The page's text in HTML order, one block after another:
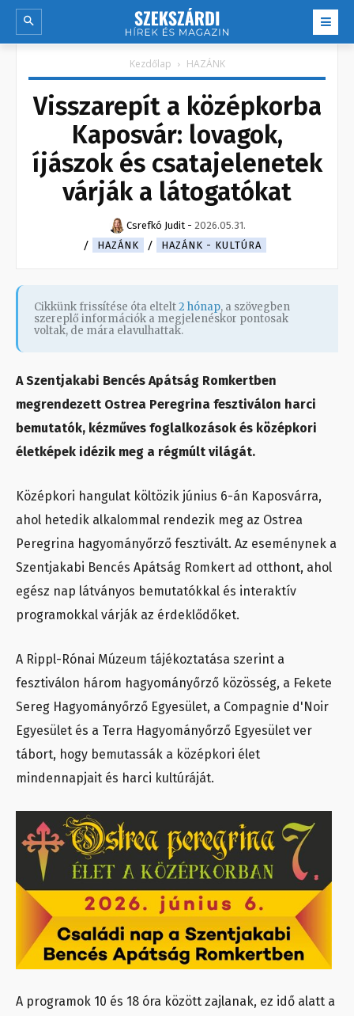
Kezdőlap HAZÁNK
Visszarepít a középkorba
Kaposvár: lovagok,
íjászok és csatajelenetek
várják a látogatókat
Csrefkó Judit - 2026.05.31.
HAZÁNK
HAZÁNK - KULTÚRA
Cikkünk frissítése óta eltelt2 hónap, a szövegben
szereplő információk a megjelenéskor pontosak
voltak, de mára elavulhattak.
A Szentjakabi Bencés Apátság Romkertben
megrendezett Ostrea Peregrina fesztiválon harci
bemutatók, kézműves foglalkozások és középkori
életképek idézik meg a régmúlt világát.
Középkori hangulat költözik június 6-án Kaposvárra,
ahol hetedik alkalommal rendezik meg az Ostrea
Peregrina hagyományőrző fesztivált. Az eseménynek a
Szentjakabi Bencés Apátság Romkert ad otthont, ahol
egész nap látványos bemutatókkal és interaktív
programokkal várják az érdeklődőket.
A Rippl-Rónai Múzeum tájékoztatása szerint a
fesztiválon három hagyományőrző közösség, a Fekete
Sereg Hagyományőrző Egyesület, a Compagnie d'Noir
Egyesület és a Terra Hagyományőrző Egyesület ver
tábort, hogy bemutassák a középkori élet
mindennapjait és harci kultúráját.
A programok 10 és 18 óra között zajlanak, ez idő alatt a